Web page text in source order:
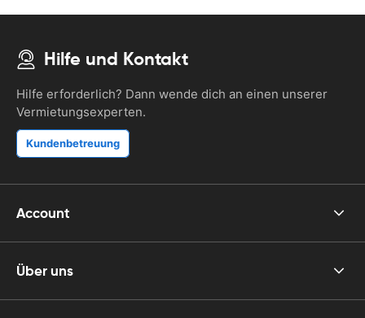
Hilfe und Kontakt
Hilfe erforderlich? Dann wende dich an einen unserer
Vermietungsexperten.
Kundenbetreuung
Account
Über uns